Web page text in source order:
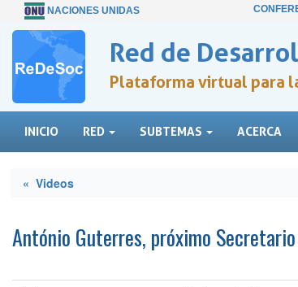
NACIONES UNIDAS
Red de
Plataforma virtual para
INICIO RED SUBTEMAS ACERCA
« Videos
António Guterres, próximo